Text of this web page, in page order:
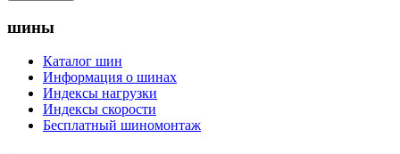
шины
Каталог шин
Информация о шинах
Индексы нагрузки
Индексы скорости
Бесплатный шиномонтаж